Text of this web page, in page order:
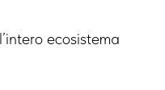
ecosistema